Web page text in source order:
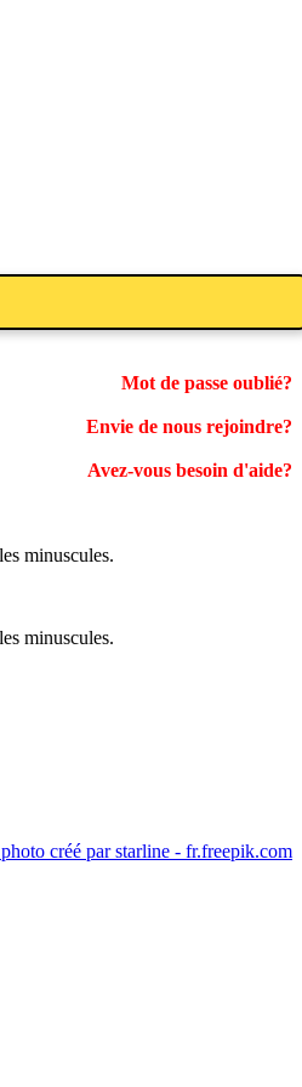
Mot de passe oublié?
Envie de nous rejoindre?
Avez-vous besoin d'aide?
minuscules.
minuscules.
créé par starline - fr.freepik.com